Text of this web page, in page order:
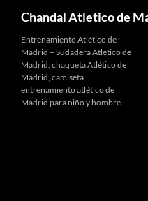
Chandal Atletico de
Entrenamiento Atlético de
Madrid – Sudadera Atlético de
Madrid, chaqueta Atlético de
Madrid, camiseta
entrenamiento atlético de
Madrid para niño y hombre.